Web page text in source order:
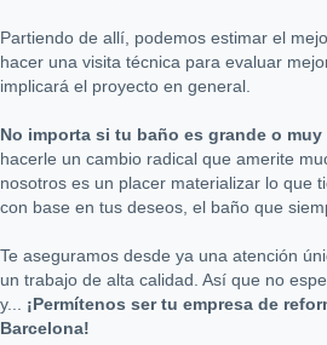
Partiendo de allí, podemos estimar el
hacer una visita técnica para evaluar
implicará el proyecto en general.
No importa si tu baño es grande o muy
hacerle un cambio radical que amerite
nosotros es un placer materializar lo que
con base en tus deseos, el baño que
Te aseguramos desde ya una atención
un trabajo de alta calidad. Así que no
y... ¡Permítenos ser tu empresa de
Barcelona!